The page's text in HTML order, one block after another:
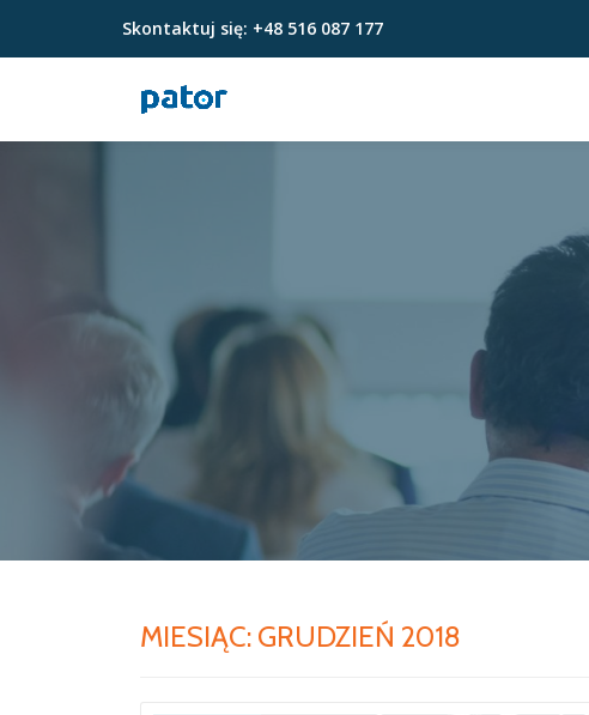
Przejdź
Skontaktuj się: +48 516 087 177
MIESIĄC: GRUDZIEŃ 2018